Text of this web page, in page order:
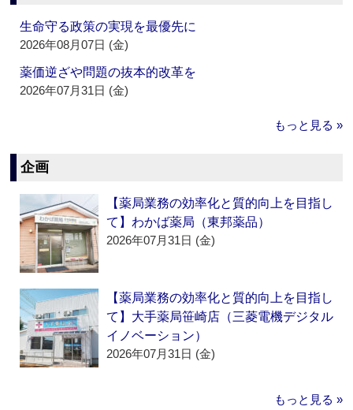
生命守る政策の実現を最優先に
2026年08月07日 (金)
薬価逆ざや問題の抜本的改革を
2026年07月31日 (金)
もっと見る »
企画
【薬局業務の効率化と質的向上を目指し
て】わかば薬局（東邦薬品）
2026年07月31日 (金)
【薬局業務の効率化と質的向上を目指し
て】大手薬局笹崎店（三菱電機デジタル
イノベーション）
2026年07月31日 (金)
もっと見る »